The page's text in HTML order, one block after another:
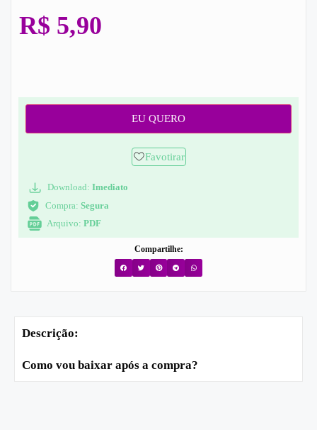
R$ 5,90
EU QUERO
Favotirar
Download: Imediato
Compra: Segura
Arquivo: PDF
Compartilhe:
Descrição:
Como vou baixar após a compra?